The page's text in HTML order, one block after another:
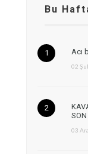
Bu
Acı
02
03